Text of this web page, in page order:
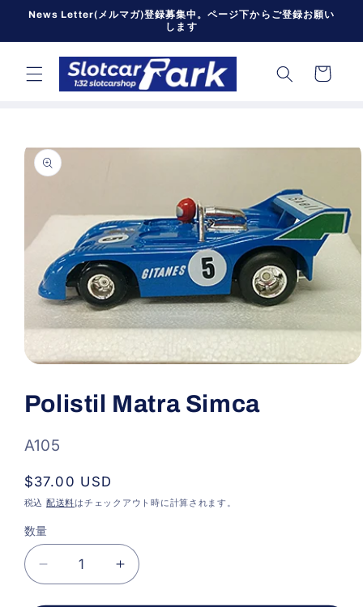
コンテン
News Letter(メルマガ)登録募集中。ページ下からご登録お願い
します
ー
にスキッ
プ
ダ
ル
メ
ア
(1)
開
Polistil Matra Simca
SKU:
A105
通
常
格
$37.00 USD
税込 配送料はチェックアウト時に計算されます。
数量
Polistil
Matra
Polistil
Matra